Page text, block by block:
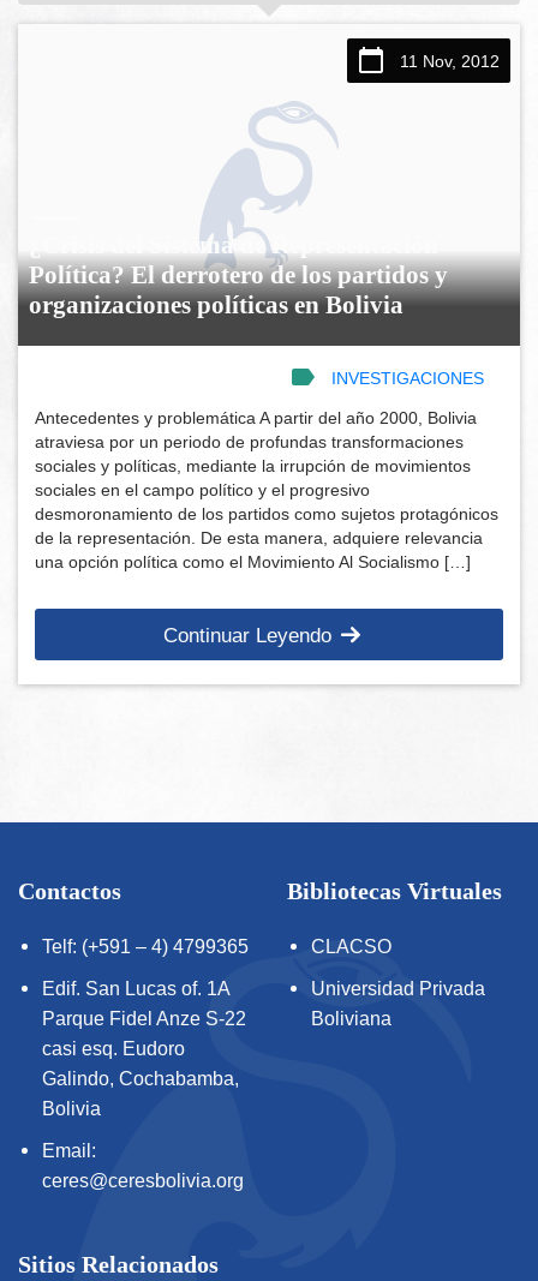
11 Nov, 2012
¿Crisis del Sistema de Representación
Política? El derrotero de los partidos y
organizaciones políticas en Bolivia
INVESTIGACIONES
Antecedentes y problemática A partir del año 2000, Bolivia
atraviesa por un periodo de profundas transformaciones
sociales y políticas, mediante la irrupción de movimientos
sociales en el campo político y el progresivo
desmoronamiento de los partidos como sujetos protagónicos
de la representación. De esta manera, adquiere relevancia
una opción política como el Movimiento Al Socialismo […]
Continuar Leyendo
Contactos
Telf: (+591 – 4) 4799365
Edif. San Lucas of. 1A
Parque Fidel Anze S-22
casi esq. Eudoro
Galindo, Cochabamba,
Bolivia
Email:
ceres@ceresbolivia.org
Bibliotecas Virtuales
CLACSO
Universidad Privada
Boliviana
Sitios Relacionados